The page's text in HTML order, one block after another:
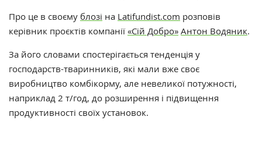
Про це в своєму блозі на Latifundist.com розповів
керівник проєктів компанії «Сій Добро» Антон Водяник.
За його словами спостерігається тенденція у
господарств-тваринників, які мали вже своє
виробництво комбікорму, але невеликої потужності,
наприклад 2 т/год, до розширення і підвищення
продуктивності своїх установок.